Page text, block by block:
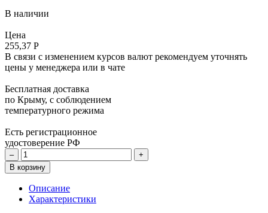
В наличии
Цена
255,37 Р
В связи с изменением курсов валют рекомендуем уточнять
цены у менеджера или в чате
Бесплатная доставка
по Крыму, с соблюдением
температурного режима
Есть регистрационное
удостоверение РФ
–
+
В корзину
Описание
Характеристики